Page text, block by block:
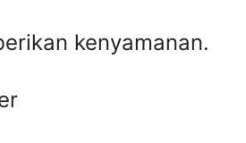
kenyamanan.